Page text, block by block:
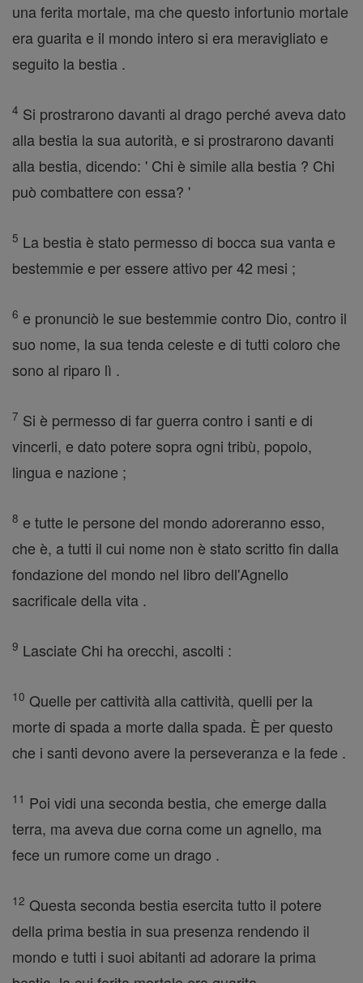
una ferita mortale, ma che questo infortunio mortale
era guarita e il mondo intero si era meravigliato e
seguito la bestia .
4 Si prostrarono davanti al drago perché aveva dato
alla bestia la sua autorità, e si prostrarono davanti
alla bestia, dicendo: ' Chi è simile alla bestia ? Chi
può combattere con essa? '
5 La bestia è stato permesso di bocca sua vanta e
bestemmie e per essere attivo per 42 mesi ;
6 e pronunciò le sue bestemmie contro Dio, contro il
suo nome, la sua tenda celeste e di tutti coloro che
sono al riparo lì .
7 Si è permesso di far guerra contro i santi e di
vincerli, e dato potere sopra ogni tribù, popolo,
lingua e nazione ;
8 e tutte le persone del mondo adoreranno esso,
che è, a tutti il cui nome non è stato scritto fin dalla
fondazione del mondo nel libro dell'Agnello
sacrificale della vita .
9 Lasciate Chi ha orecchi, ascolti :
10 Quelle per cattività alla cattività, quelli per la
morte di spada a morte dalla spada. È per questo
che i santi devono avere la perseveranza e la fede .
11 Poi vidi una seconda bestia, che emerge dalla
terra, ma aveva due corna come un agnello, ma
fece un rumore come un drago .
12 Questa seconda bestia esercita tutto il potere
della prima bestia in sua presenza rendendo il
mondo e tutti i suoi abitanti ad adorare la prima